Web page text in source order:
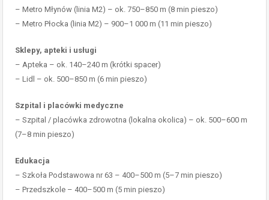
– Metro Młynów (linia M2) – ok. 750–850 m (8 min pieszo)
– Metro Płocka (linia M2) – 900–1 000 m (11 min pieszo)
Sklepy, apteki i usługi
– Apteka – ok. 140–240 m (krótki spacer)
– Lidl – ok. 500–850 m (6 min pieszo)
Szpital i placówki medyczne
– Szpital / placówka zdrowotna (lokalna okolica) – ok. 500–600 m
(7–8 min pieszo)
Edukacja
– Szkoła Podstawowa nr 63 – 400–500 m (5–7 min pieszo)
– Przedszkole – 400–500 m (5 min pieszo)